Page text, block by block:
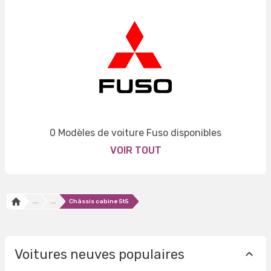
0 Modèles de voiture Fuso disponibles
VOIR TOUT
... ... Châssis cabine 5t5
Voitures neuves populaires